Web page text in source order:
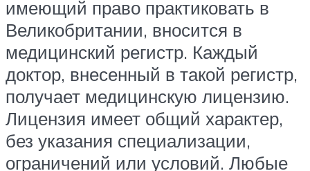
имеющий право практиковать в
Великобритании, вносится в
медицинский регистр. Каждый
доктор, внесенный в такой регистр,
получает медицинскую лицензию.
Лицензия имеет общий характер,
без указания специализации,
ограничений или условий. Любые